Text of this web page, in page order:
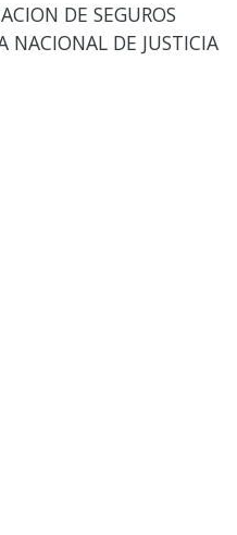
DE SEGUROS
NACIONAL DE JUSTICIA